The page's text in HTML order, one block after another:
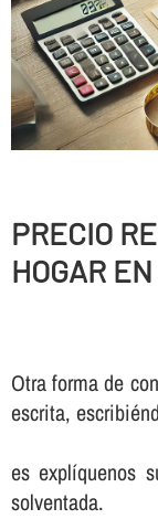
PRECIO
HOGAR
Otra forma de
escrita,
es explíquenos
solventada.